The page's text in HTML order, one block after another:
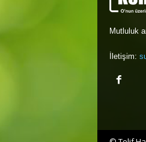
Mutluluk
İletişim: